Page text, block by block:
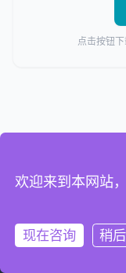
点击按钮
欢迎来到本网站
现在咨询 稍